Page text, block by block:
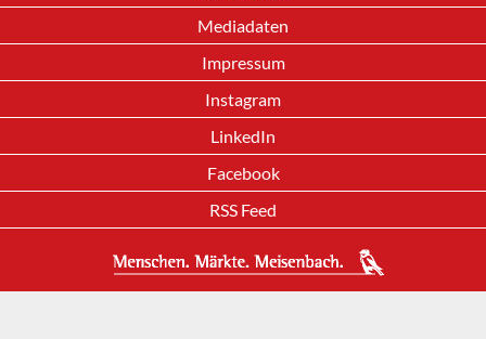
Mediadaten
Impressum
Instagram
LinkedIn
Facebook
RSS Feed